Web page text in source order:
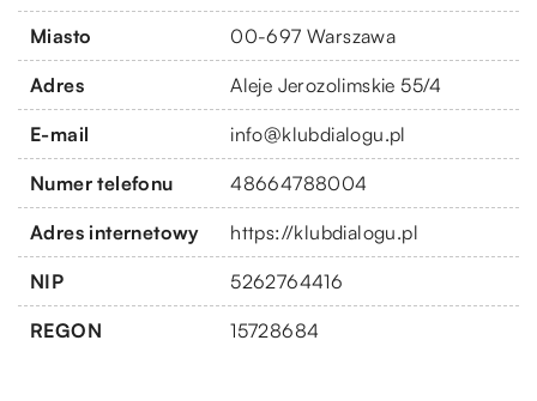
Miasto 00-697 Warszawa
Adres Aleje Jerozolimskie 55/4
E-mail info@klubdialogu.pl
Numer telefonu 48664788004
Adres internetowy https://klubdialogu.pl
NIP 5262764416
REGON 15728684